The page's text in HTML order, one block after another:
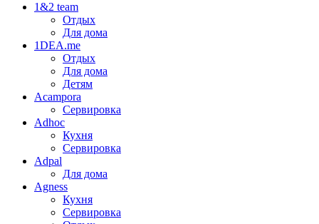
1&2 team
Отдых
Для дома
1DEA.me
Отдых
Для дома
Детям
Acampora
Сервировка
Adhoc
Кухня
Сервировка
Adpal
Для дома
Agness
Кухня
Сервировка